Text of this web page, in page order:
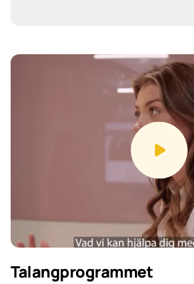
Talangprogrammet